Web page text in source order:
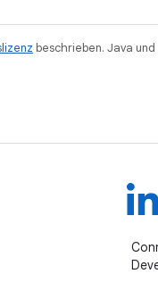
beschrieben. Java und